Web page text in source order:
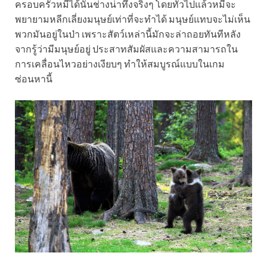
ครอบครัวหมีได้นั้นช่างน่าทึ่งจริงๆ โดยทั่วไปแล้วหมีจะ
พยายามหลีกเลี่ยงมนุษย์เท่าที่จะทำได้ มนุษย์แทบจะไม่เห็น
พวกมันอยู่ในป่า เพราะสัตว์เหล่านี้มักจะล่าถอยทันทีหลัง
จากรู้ว่ามีมนุษย์อยู่ ประสาทสัมผัสและความสามารถใน
การเคลื่อนไหวอย่างเงียบๆ ทำให้สมบูรณ์แบบในเกม
ซ่อนหานี้